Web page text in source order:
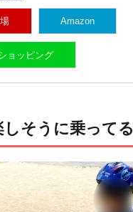
Amazon
ョッピング
しそうに乗ってる